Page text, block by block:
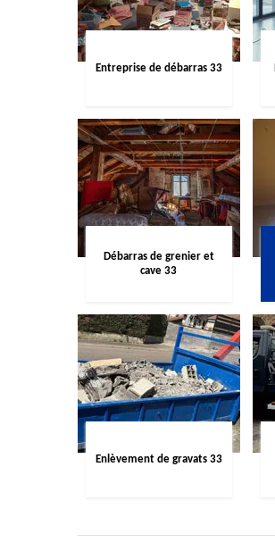
Entreprise de débarras 33
Débarras de grenier et
cave 33
Enlèvement de gravats 33